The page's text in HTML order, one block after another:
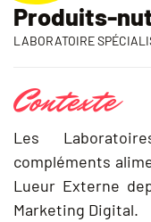
Produits-
LABORATOIRE
Contexte
Les
compléments
Lueur Externe
Marketing Digital.